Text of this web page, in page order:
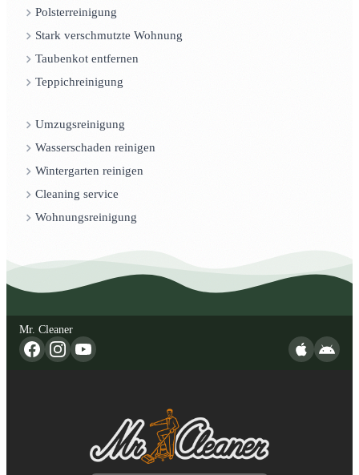
Polsterreinigung
Stark verschmutzte Wohnung
Taubenkot entfernen
Teppichreinigung
Umzugsreinigung
Wasserschaden reinigen
Wintergarten reinigen
Cleaning service
Wohnungsreinigung
Mr. Cleaner